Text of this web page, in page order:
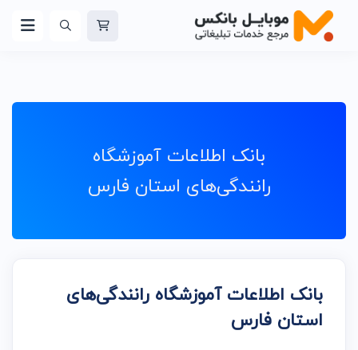
بانک اطلاعات آموزشگاه
رانندگی‌های استان فارس
بانک اطلاعات آموزشگاه رانندگی‌های
استان فارس